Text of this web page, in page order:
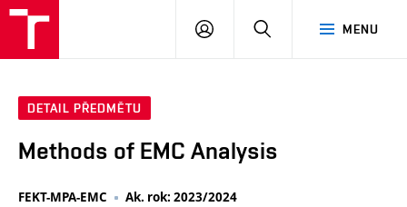
MENU
PŘIHLÁSIT
DETAIL PŘEDMĚTU
Methods of EMC Analysis
FEKT-MPA-EMC Ak. rok: 2023/2024